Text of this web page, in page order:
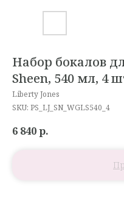
Набор бокалов
Sheen, 540 мл, 4
Liberty Jones
SKU: PS_LJ_SN_WGLS540_4
6 840р.